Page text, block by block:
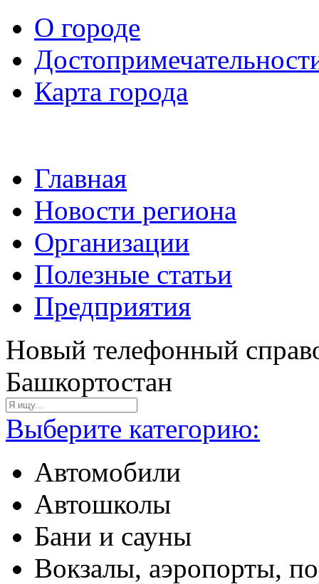
О городе
Карта города
Главная
Новости региона
Организации
Полезные статьи
Предприятия
Новый телефонный
Башкортостан
Выберите категорию:
Автомобили
Автошколы
Бани и сауны
Вокзалы, аэропорты,